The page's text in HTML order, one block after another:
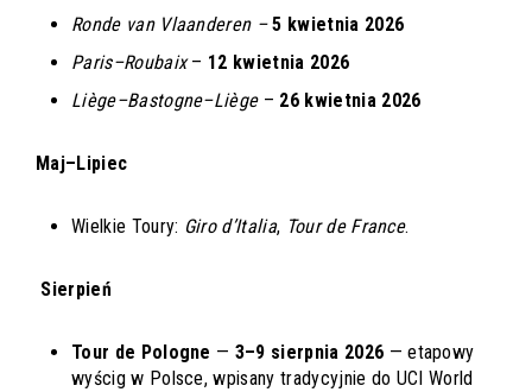
Ronde van Vlaanderen – 5 kwietnia 2026
Paris–Roubaix– 12 kwietnia 2026
Liège–Bastogne–Liège– 26 kwietnia 2026
Maj–Lipiec
Wielkie Toury: Giro d’Italia, Tour de France.
Sierpień
Tour de Pologne — 3–9 sierpnia 2026 — etapowy
wyścig w Polsce, wpisany tradycyjnie do UCI World